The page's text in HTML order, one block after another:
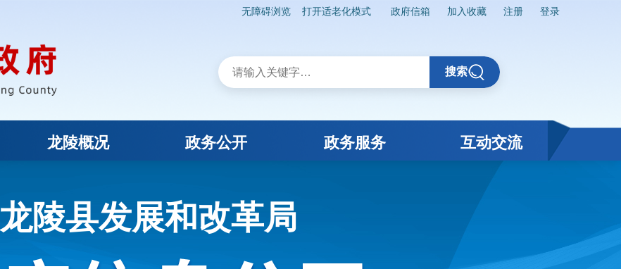
无障碍浏览 打开适老化模式 政府信箱 加入收藏 注册 登录
搜索
龙陵概况 政务公开 政务服务 互动交流
龙陵县发展和改革局